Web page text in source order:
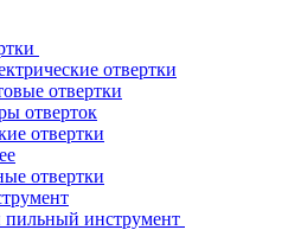
отвертки
отвертки
отверток
отвертки
отвертки
инструмент